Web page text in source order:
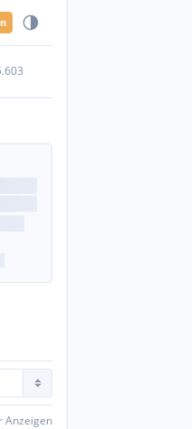
Anzeigen